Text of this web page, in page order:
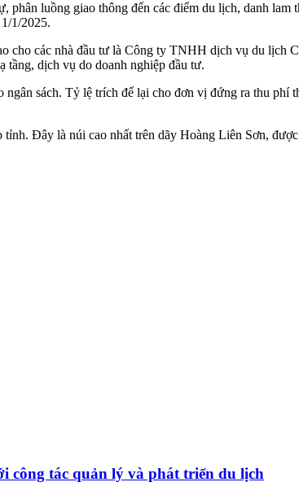
luồng giao thông đến các điểm du lịch, danh lam
1/2025.
cho các nhà đầu tư là Công ty TNHH dịch vụ du
tầng, dịch vụ do doanh nghiệp đầu tư.
sách. Tỷ lệ trích để lại cho đơn vị đứng ra thu phí
Đây là núi cao nhất trên dãy Hoàng Liên Sơn,
công tác quản lý và phát triển du lịch